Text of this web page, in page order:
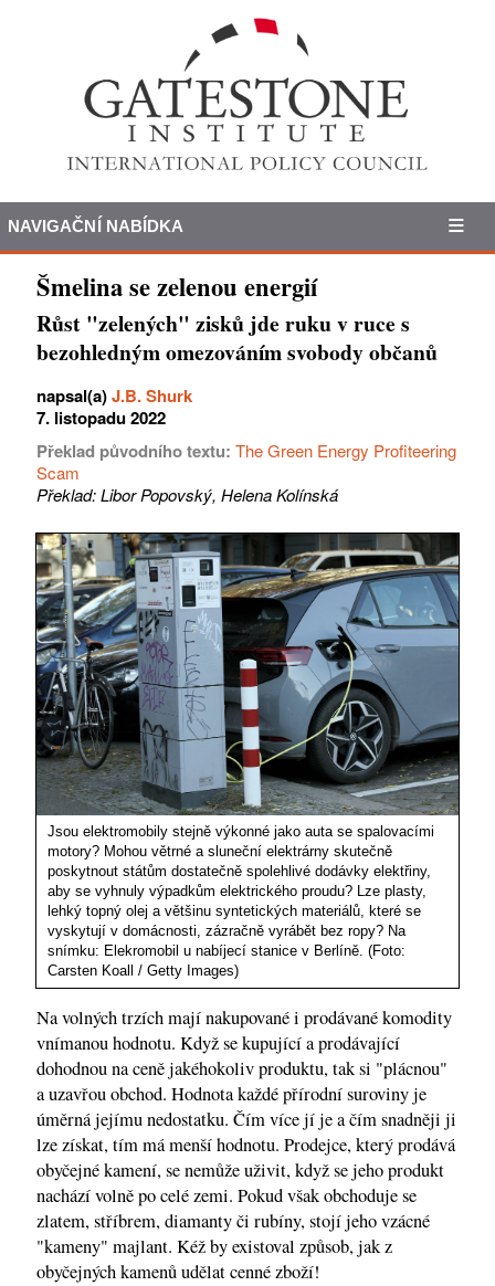
NAVIGAČNÍ NABÍDKA
Šmelina se zelenou energií
Růst "zelených" zisků jde ruku v ruce s
bezohledným omezováním svobody občanů
napsal(a)J.B. Shurk
7. listopadu 2022
Překlad původního textu: The Green Energy Profiteering
Scam
Překlad: Libor Popovský, Helena Kolínská
Jsou elektromobily stejně výkonné jako auta se spalovacími
motory? Mohou větrné a sluneční elektrárny skutečně
poskytnout státům dostatečně spolehlivé dodávky elektřiny,
aby se vyhnuly výpadkům elektrického proudu? Lze plasty,
lehký topný olej a většinu syntetických materiálů, které se
vyskytují v domácnosti, zázračně vyrábět bez ropy? Na
snímku: Elekromobil u nabíjecí stanice v Berlíně. (Foto:
Carsten Koall / Getty Images)
Na volných trzích mají nakupované i prodávané komodity
vnímanou hodnotu. Když se kupující a prodávající
dohodnou na ceně jakéhokoliv produktu, tak si "plácnou"
a uzavřou obchod. Hodnota každé přírodní suroviny je
úměrná jejímu nedostatku. Čím více jí je a čím snadněji ji
lze získat, tím má menší hodnotu. Prodejce, který prodává
obyčejné kamení, se nemůže uživit, když se jeho produkt
nachází volně po celé zemi. Pokud však obchoduje se
zlatem, stříbrem, diamanty či rubíny, stojí jeho vzácné
"kameny" majlant. Kéž by existoval způsob, jak z
obyčejných kamenů udělat cenné zboží!